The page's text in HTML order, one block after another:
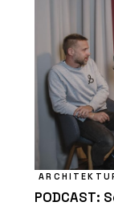
PODCAST: